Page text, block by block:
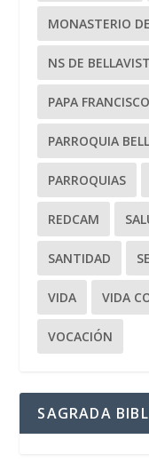
MONASTERIO
NS DE
PAPA FRANCISCO
PARROQUIA
PARROQUIAS
REDCAM
SANTIDAD
VIDA VIDA
VOCACIÓN
SAGRADA